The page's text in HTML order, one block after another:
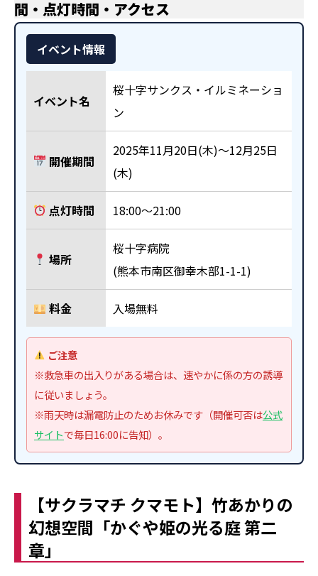
間・点灯時間・アクセス
イベント情報
イベント名
桜十字サンクス・イルミネーショ
ン
開催期間
2025年11月20日(木)～12月25日
(木)
点灯時間 18:00～21:00
場所
桜十字病院
(熊本市南区御幸木部1-1-1)
料金 入場無料
ご注意
※救急車の出入りがある場合は、速やかに係の方の誘導
に従いましょう。
※雨天時は漏電防止のためお休みです（開催可否は公式
サイトで毎日16:00に告知）。
【サクラマチ クマモト】竹あかりの
幻想空間「かぐや姫の光る庭 第二
章」